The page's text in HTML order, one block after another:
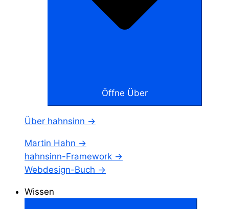
Öffne Über
Über hahnsinn →
Martin Hahn →
hahnsinn-Framework →
Webdesign-Buch →
Wissen